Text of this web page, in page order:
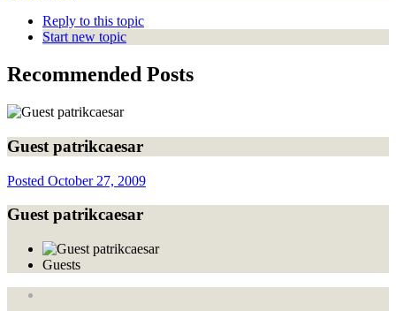
Reply to this topic
Start new topic
Recommended Posts
Guest patrikcaesar
Posted October 27, 2009
Guest patrikcaesar
Guests